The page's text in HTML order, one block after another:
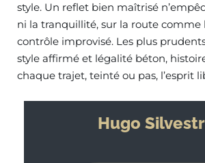
style. Un reflet bien maîtrisé
ni la tranquillité, sur la route comme
contrôle improvisé. Les plus
style affirmé et légalité béton,
chaque trajet, teinté ou pas, l’esprit
Hugo